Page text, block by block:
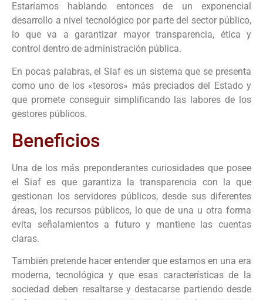
Estaríamos hablando entonces de un exponencial
desarrollo a nivel tecnológico por parte del sector público,
lo que va a garantizar mayor transparencia, ética y
control dentro de administración pública.
En pocas palabras, el Siaf es un sistema que se presenta
como uno de los «tesoros» más preciados del Estado y
que promete conseguir simplificando las labores de los
gestores públicos.
Beneficios
Una de los más preponderantes curiosidades que posee
el Siaf es que garantiza la transparencia con la que
gestionan los servidores públicos, desde sus diferentes
áreas, los recursos públicos, lo que de una u otra forma
evita señalamientos a futuro y mantiene las cuentas
claras.
También pretende hacer entender que estamos en una era
moderna, tecnológica y que esas características de la
sociedad deben resaltarse y destacarse partiendo desde